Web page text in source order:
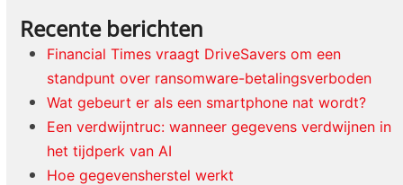
Recente berichten
Financial Times vraagt DriveSavers om een
standpunt over ransomware-betalingsverboden
Wat gebeurt er als een smartphone nat wordt?
Een verdwijntruc: wanneer gegevens verdwijnen in
het tijdperk van AI
Hoe gegevensherstel werkt